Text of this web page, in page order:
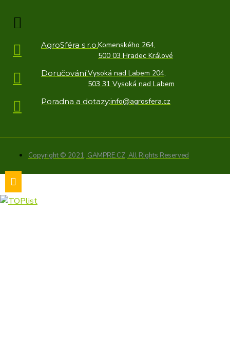
AgroSféra s.r.o.Komenského 264,
500 03 Hradec Králové
Doručování:Vysoká nad Labem 204,
503 31 Vysoká nad Labem
Poradna a dotazy:info@agrosfera.cz
Copyright © 2021, GAMPRE.CZ, All Rights Reserved